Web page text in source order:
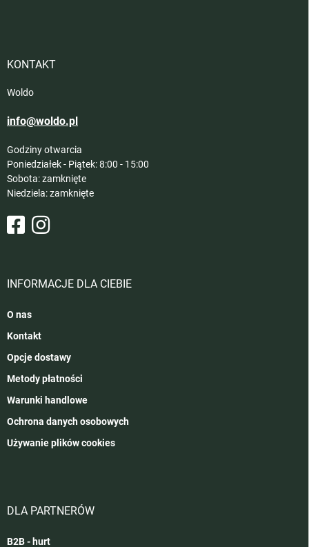
KONTAKT
Woldo
info@woldo.pl
Godziny otwarcia
Poniedziałek - Piątek: 8:00 - 15:00
Sobota: zamknięte
Niedziela: zamknięte
INFORMACJE DLA CIEBIE
O nas
Kontakt
Opcje dostawy
Metody płatności
Warunki handlowe
Ochrona danych osobowych
Używanie plików cookies
DLA PARTNERÓW
B2B - hurt